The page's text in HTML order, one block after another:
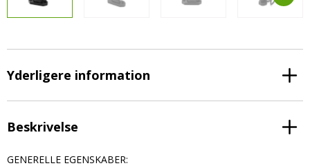
Yderligere information
Beskrivelse
GENERELLE EGENSKABER: